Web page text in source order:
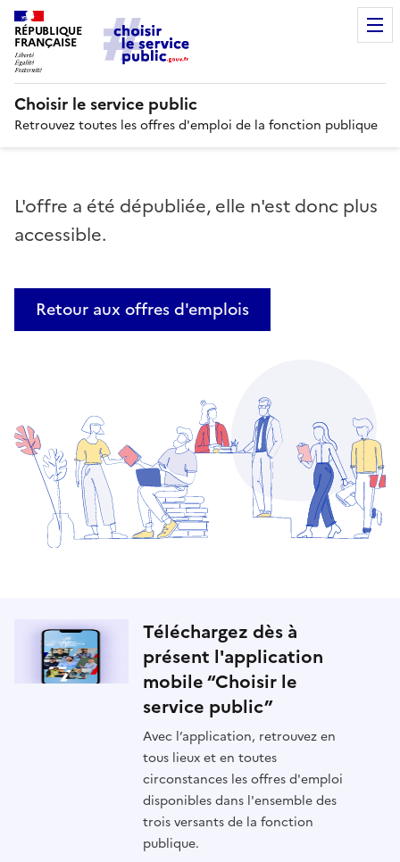
RÉPUBLIQUE
FRANÇAISE
Choisir le service public
Retrouvez toutes les offres d'emploi de la fonction publique
L'offre a été dépubliée, elle n'est donc plus
accessible.
Retour aux offres d'emplois
Téléchargez dès à
présent l'application
mobile “Choisir le
service public”
Avec l’application, retrouvez en
tous lieux et en toutes
circonstances les offres d'emploi
disponibles dans l'ensemble des
trois versants de la fonction
publique.